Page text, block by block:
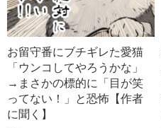
お留守番にブチギレた愛猫
「ウンコしてやろうかな」
→まさかの標的に「目が笑
ってない！」と恐怖【作者
に聞く】